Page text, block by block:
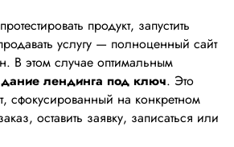
продукт, запустить
услугу — полноценный сайт
В этом случае оптимальным
лендинга под ключ. Это
сфокусированный на конкретном
оставить заявку, записаться или